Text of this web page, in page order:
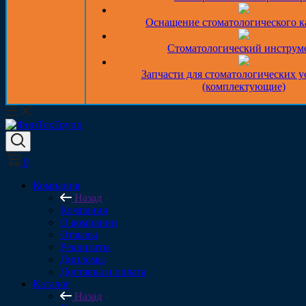
Оснащение стоматологического
Стоматологический
Запчасти для стоматологических
(комплектующие)
0
Компания
Назад
Компания
О компании
Отзывы
Реквизиты
Дипломы
Доставка и оплата
Каталог
Назад